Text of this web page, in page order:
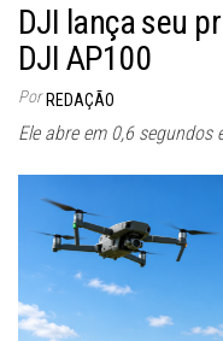
DJI lança seu
DJI AP100
Por REDAÇÃO
Ele abre em 0,6 segundos